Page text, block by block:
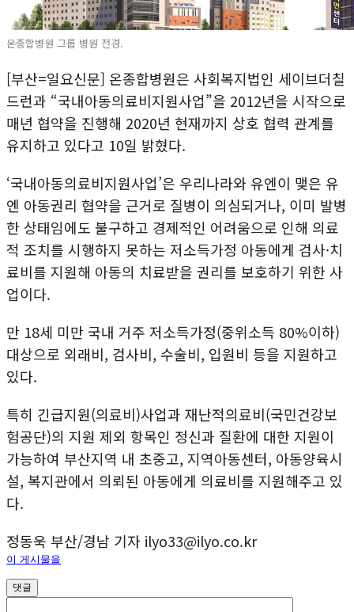
온종합병원 그룹 병원 전경.
[부산=일요신문] 온종합병원은 사회복지법인 세이브더칠
드런과 “국내아동의료비지원사업”을 2012년을 시작으로
매년 협약을 진행해 2020년 현재까지 상호 협력 관계를
유지하고 있다고 10일 밝혔다.
‘국내아동의료비지원사업’은 우리나라와 유엔이 맺은 유
엔 아동권리 협약을 근거로 질병이 의심되거나, 이미 발병
한 상태임에도 불구하고 경제적인 어려움으로 인해 의료
적 조치를 시행하지 못하는 저소득가정 아동에게 검사·치
료비를 지원해 아동의 치료받을 권리를 보호하기 위한 사
업이다.
만 18세 미만 국내 거주 저소득가정(중위소득 80%이하)
대상으로 외래비, 검사비, 수술비, 입원비 등을 지원하고
있다.
특히 긴급지원(의료비)사업과 재난적의료비(국민건강보
험공단)의 지원 제외 항목인 정신과 질환에 대한 지원이
가능하여 부산지역 내 초중고, 지역아동센터, 아동양육시
설, 복지관에서 의뢰된 아동에게 의료비를 지원해주고 있
다.
정동욱 부산/경남 기자 ilyo33@ilyo.co.kr
이 게시물을
댓글